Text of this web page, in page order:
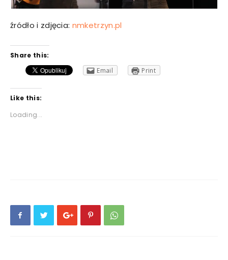
źródło i zdjęcia: nmketrzyn.pl
Share this:
Email
Print
Like this:
Loading...